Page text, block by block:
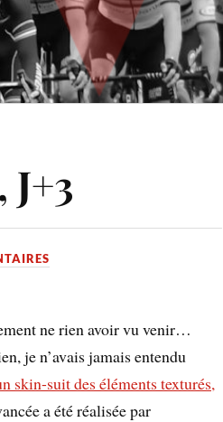
ne rien avoir vu venir…
je n’avais jamais entendu
skin-suit des éléments texturés,
a été réalisée par